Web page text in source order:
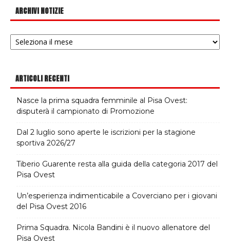
ARCHIVI NOTIZIE
Archivi
notizie
ARTICOLI RECENTI
Nasce la prima squadra femminile al Pisa Ovest:
disputerà il campionato di Promozione
Dal 2 luglio sono aperte le iscrizioni per la stagione
sportiva 2026/27
Tiberio Guarente resta alla guida della categoria 2017 del
Pisa Ovest
Un’esperienza indimenticabile a Coverciano per i giovani
del Pisa Ovest 2016
Prima Squadra. Nicola Bandini è il nuovo allenatore del
Pisa Ovest